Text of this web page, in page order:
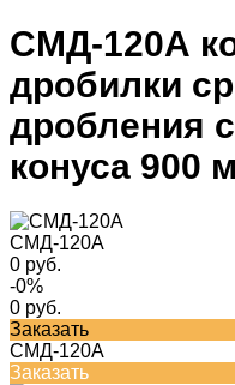
СМД-120А
дробилки
дробления
конуса 900
СМД-120А
0 руб.
-0%
0 руб.
Заказать
СМД-120А
Заказать